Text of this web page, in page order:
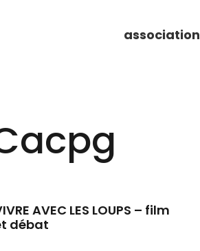
association
AVEC LES LOUPS – film
débat